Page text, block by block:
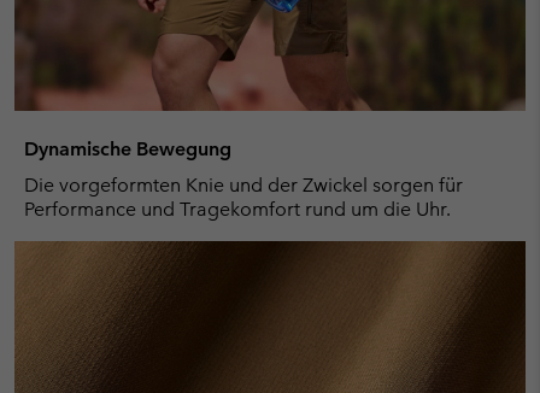
Dynamische Bewegung
Die vorgeformten Knie und der Zwickel sorgen für
Performance und Tragekomfort rund um die Uhr.